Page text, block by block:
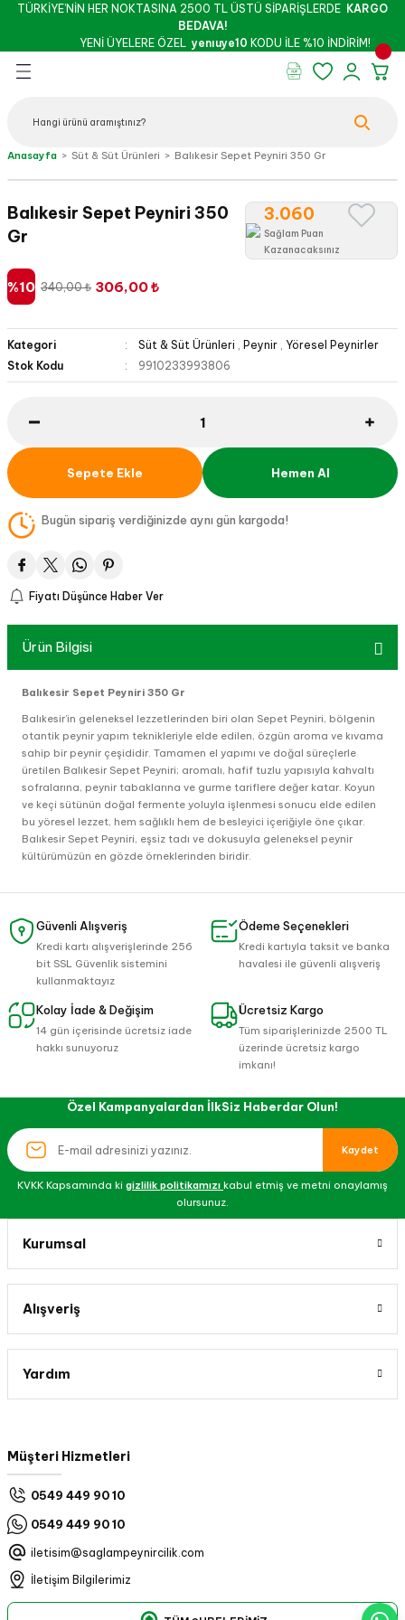
TÜRKİYE’NİN HER NOKTASINA 2500 TL ÜSTÜ SİPARİŞLERDE KARGO
BEDAVA!
YENİ ÜYELERE ÖZEL yenıuye10 KODU İLE %10 İNDİRİM!
Geri Dön
İthal Peynirler
Yöresel Peynirler
Geri Dön
& Salça
Geri Dön
Geri Dön
Geri Dön
Geri Dön
Anasayfa Süt & Süt Ürünleri Balıkesir Sepet Peyniri 350 Gr
Balıkesir Sepet Peyniri 350
Gr
3.060
Sağlam Puan
Kazanacaksınız
%10 340,00 ₺ 306,00 ₺
Kategori Süt & Süt Ürünleri , Peynir , Yöresel Peynirler
Stok Kodu
9910233993806
Sepete Ekle Hemen Al
Bugün sipariş verdiğinizde aynı gün kargoda!
Fiyatı Düşünce Haber Ver
Ürün Bilgisi
Balıkesir Sepet Peyniri 350 Gr
Balıkesir’in geleneksel lezzetlerinden biri olan Sepet Peyniri, bölgenin
otantik peynir yapım teknikleriyle elde edilen, özgün aroma ve kıvama
sahip bir peynir çeşididir. Tamamen el yapımı ve doğal süreçlerle
üretilen Balıkesir Sepet Peyniri; aromalı, hafif tuzlu yapısıyla kahvaltı
sofralarına, peynir tabaklarına ve gurme tariflere değer katar. Koyun
ve keçi sütünün doğal fermente yoluyla işlenmesi sonucu elde edilen
bu yöresel lezzet, hem sağlıklı hem de besleyici içeriğiyle öne çıkar.
Balıkesir Sepet Peyniri, eşsiz tadı ve dokusuyla geleneksel peynir
kültürümüzün en gözde örneklerinden biridir.
Güvenli Alışveriş
Kredi kartı alışverişlerinde 256
bit SSL Güvenlik sistemini
kullanmaktayız
Ödeme Seçenekleri
Kredi kartıyla taksit ve banka
havalesi ile güvenli alışveriş
Kolay İade & Değişim
14 gün içerisinde ücretsiz iade
hakkı sunuyoruz
Ücretsiz Kargo
Tüm siparişlerinizde 2500 TL
üzerinde ücretsiz kargo
imkanı!
Özel Kampanyalardan İlkSiz Haberdar Olun!
Kaydet
KVKK Kapsamında ki gizlilik politikamızı kabul etmiş ve metni onaylamış
olursunuz.
Kurumsal
Alışveriş
Yardım
Müşteri Hizmetleri
0549 449 90 10
0549 449 90 10
iletisim@saglampeynircilik.com
İletişim Bilgilerimiz